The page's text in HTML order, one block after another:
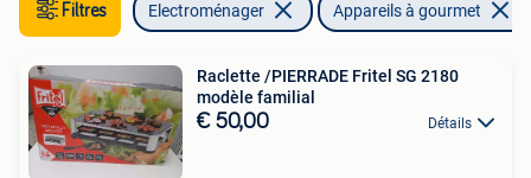
Filtres Electroménager Appareils à gourmet
Raclette /PIERRADE Fritel SG 2180
modèle familial
€ 50,00 Détails